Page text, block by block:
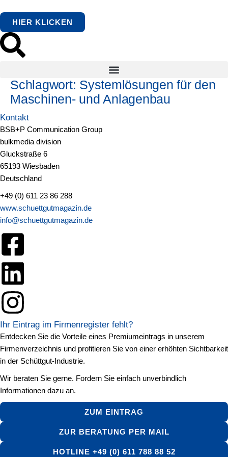
springen
HIER KLICKEN
Schlagwort: Systemlösungen für den
Maschinen- und Anlagenbau
Kontakt
BSB+P Communication Group
bulkmedia division
Gluckstraße 6
65193 Wiesbaden
Deutschland
+49 (0) 611 23 86 288
www.schuettgutmagazin.de
info@schuettgutmagazin.de
Ihr Eintrag im Firmenregister fehlt?
Entdecken Sie die Vorteile eines Premiumeintrags in unserem
Firmenverzeichnis und profitieren Sie von einer erhöhten Sichtbarkeit
in der Schüttgut-Industrie.
Wir beraten Sie gerne. Fordern Sie einfach unverbindlich
Informationen dazu an.
ZUM EINTRAG
ZUR BERATUNG PER MAIL
HOTLINE +49 (0) 611 788 88 52